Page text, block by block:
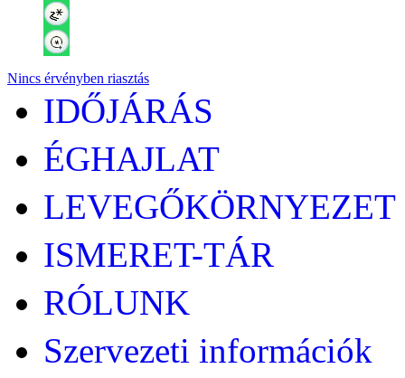
Nincs érvényben riasztás
IDŐJÁRÁS
ÉGHAJLAT
LEVEGŐKÖRNYEZET
ISMERET-TÁR
RÓLUNK
Szervezeti információk